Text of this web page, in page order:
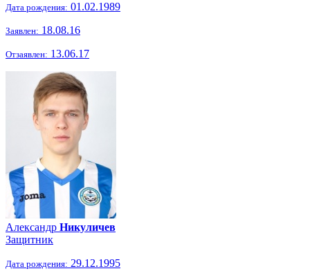
Дата рождения: 01.02.1989
Заявлен: 18.08.16
Отзаявлен: 13.06.17
Александр Никуличев
Защитник
Дата рождения: 29.12.1995